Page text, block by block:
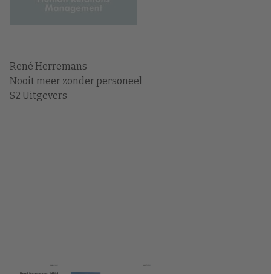
René Herremans
Nooit meer zonder personeel
S2 Uitgevers